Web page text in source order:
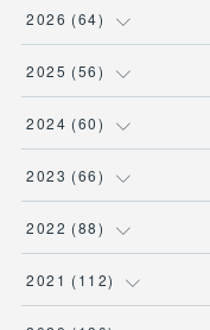
2026 (64)
(2)
(6)
(9)
(11
2025 (56)
(1)
(2)
(1)
( 5 )
2024 (60)
(12
(13
( 12)
(4 )
2023 (66)
(1)
( 5 )
2022 (88)
( 12)
2021 (112)